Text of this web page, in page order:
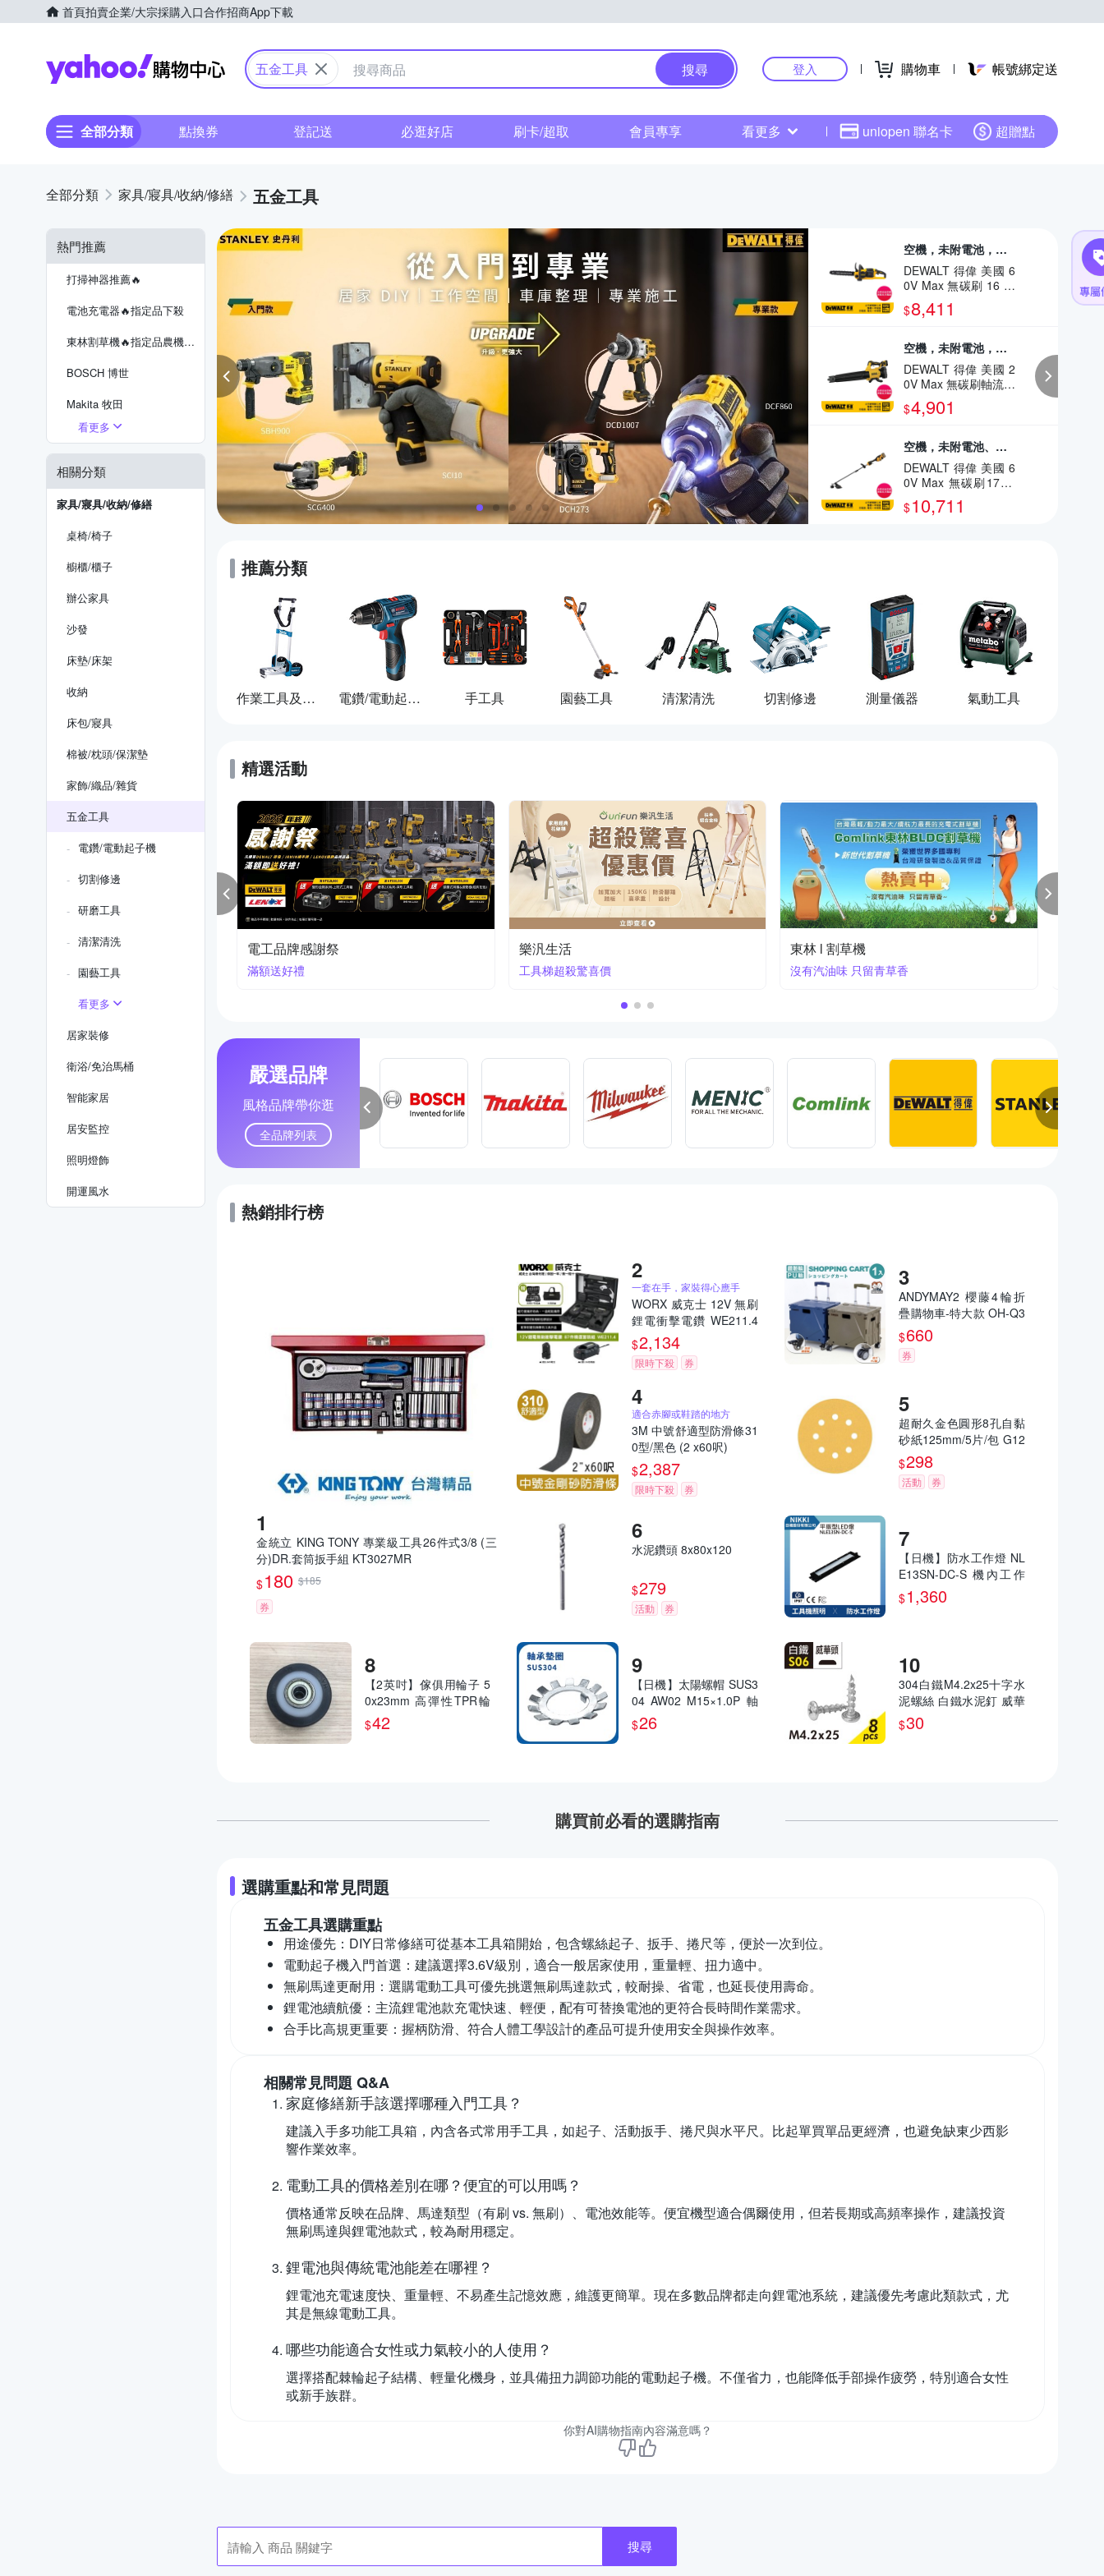
首頁拍賣企業/大宗採購入口合作招商App下載
Yahoo購物中心
五金工具 搜尋 登入 購物車 帳號綁定送
全部分類 點換券 登記送 必逛好店 刷卡/超取 會員專享 看更多 uniopen 聯名卡 超贈點
家具/寢具/收納/修繕 五金工具
熱門推薦
打掃神器推薦🔥
電池充電器🔥指定品下殺
東林割草機🔥指定品農機補助
BOSCH 博世
Makita 牧田
Milwaukee 美沃奇
DEWALT 得偉
STANLEY 史丹利
風霸 空壓機
Ogula小倉
看更多
相關分類
家具/寢具/收納/修繕
桌椅/椅子
櫥櫃/櫃子
辦公家具
沙發
床墊/床架
收納
床包/寢具
棉被/枕頭/保潔墊
家飾/織品/雜貨
五金工具
電鑽/電動起子機
切割修邊
研磨工具
清潔清洗
園藝工具
看更多
居家裝修
衛浴/免治馬桶
智能家居
居安監控
照明燈飾
開運風水
空機，未附電池，未附充電器，需另外購買
DEWALT 得偉 美國 6
0V Max 無碳刷 16 鏈
鋸機 (空機) (DCCS67
0N)
$8,411
空機，未附電池，未附充電器
DEWALT 得偉 美國 2
0V Max 無碳刷軸流式
吹風槍 (空機) (DCBL
722B)
$4,901
空機，未附電池、充電器、打草繩
DEWALT 得偉 美國 6
0V Max 無碳刷17 可
換頭割草機 (空機) (D
CST972N)
$10,711
推薦分類
作業工具及配件 電鑽/電動起子機 手工具 園藝工具 清潔清洗 切割修邊 測量儀器 氣動工具
精選活動
油味 只留青草香
FJ品牌
家電/五金 多樣首選
日本ENGINEER 五金工具
限時下殺
風霸空壓機｜加贈風管噴槍
打氣超快速｜限時搶購中
嚴選品牌
風格品牌帶你逛
全品牌列表
熱銷排行榜
金統立 KING TONY 專業級工具26件式3/8 (三
分)DR.套筒扳手組 KT3027MR
$180 $185
券
一套在手，家裝得心應手
WORX 威克士 12V 無刷
鋰電衝擊電鑽 WE211.4
三功合一沖擊鑽
$2,134
限時下殺 券
ANDYMAY2 櫻藤4輪折
疊購物車-特大款 OH-Q3
11-A【手推車 買菜車 推
車 收納車】
$660
券
適合赤腳或鞋踏的地方
3M 中號舒適型防滑條31
0型/黑色 (2 x60呎)
$2,387
限時下殺 券
超耐久金色圓形8孔自黏
砂紙125mm/5片/包 G12
0
$298
活動 券
水泥鑽頭 8x80x120
$279
活動 券
【日機】防水工作燈 NL
E13SN-DC-S 機內工作
燈 工具機照明 工業機械
室內皆適用
$1,360
【2英吋】傢俱用輪子 5
0x23mm 高彈性TPR輪
(含軸承)-內孔8mm
$42
【日機】太陽螺帽 SUS3
04 AW02 M15×1.0P 軸
承墊片 太陽墊片 軸承墊
圈 太陽華司
$26
304白鐵M4.2x25十字水
泥螺絲 白鐵水泥釘 威華
頭不對稱牙 高張力螺絲
$30
購買前必看的選購指南
選購重點和常見問題
五金工具選購重點
用途優先： DIY日常修繕可從基本工具箱開始，包含螺絲起子、扳手、捲尺等，便於一次到位。
電動起子機入門首選： 建議選擇3.6V級別，適合一般居家使用，重量輕、扭力適中。
無刷馬達更耐用： 選購電動工具可優先挑選無刷馬達款式，較耐操、省電，也延長使用壽命。
鋰電池續航優： 主流鋰電池款充電快速、輕便，配有可替換電池的更符合長時間作業需求。
合手比高規更重要： 握柄防滑、符合人體工學設計的產品可提升使用安全與操作效率。
相關常見問題 Q&A
家庭修繕新手該選擇哪種入門工具？
建議入手多功能工具箱，內含各式常用手工具，如起子、活動扳手、捲尺與水平尺。比起單買單品更經濟，也避免缺東少西影
響作業效率。
電動工具的價格差別在哪？便宜的可以用嗎？
價格通常反映在品牌、馬達類型（有刷 vs. 無刷）、電池效能等。便宜機型適合偶爾使用，但若長期或高頻率操作，建議投資
無刷馬達與鋰電池款式，較為耐用穩定。
鋰電池與傳統電池能差在哪裡？
鋰電池充電速度快、重量輕、不易產生記憶效應，維護更簡單。現在多數品牌都走向鋰電池系統，建議優先考慮此類款式，尤
其是無線電動工具。
哪些功能適合女性或力氣較小的人使用？
選擇搭配棘輪起子結構、輕量化機身，並具備扭力調節功能的電動起子機。不僅省力，也能降低手部操作疲勞，特別適合女性
或新手族群。
你對AI購物指南內容滿意嗎？
搜尋